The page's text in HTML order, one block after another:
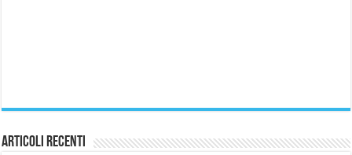
Articoli recenti